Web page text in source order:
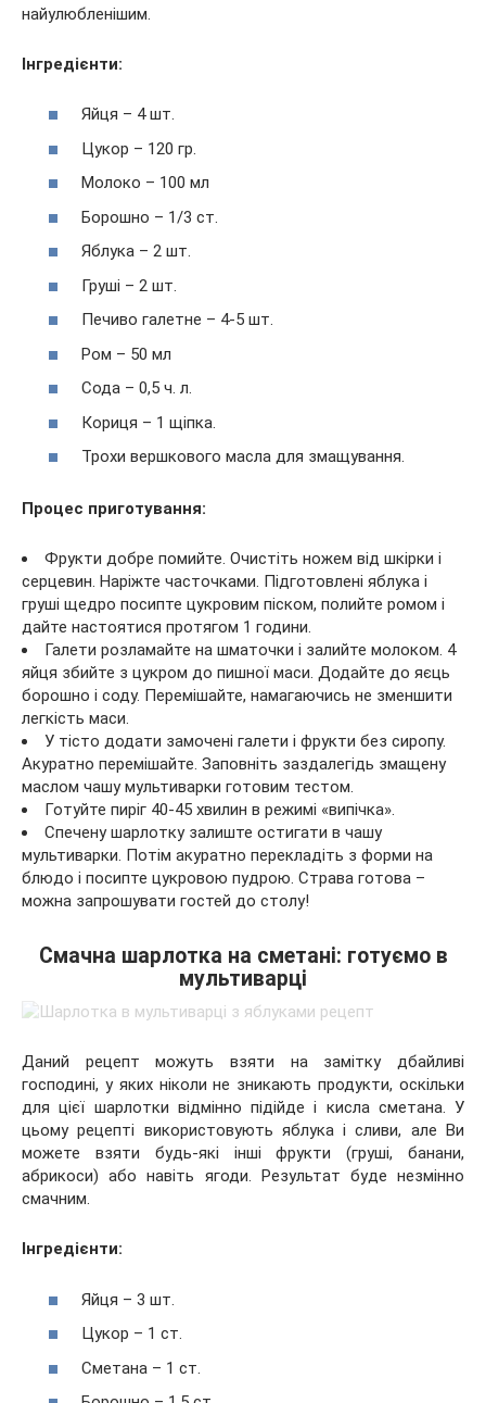
найулюбленішим.
Інгредієнти:
Яйця – 4 шт.
Цукор – 120 гр.
Молоко – 100 мл
Борошно – 1/3 ст.
Яблука – 2 шт.
Груші – 2 шт.
Печиво галетне – 4-5 шт.
Ром – 50 мл
Сода – 0,5 ч. л.
Кориця – 1 щіпка.
Трохи вершкового масла для змащування.
Процес приготування:
Фрукти добре помийте. Очистіть ножем від шкірки і
серцевин. Наріжте часточками. Підготовлені яблука і
груші щедро посипте цукровим піском, полийте ромом і
дайте настоятися протягом 1 години.
Галети розламайте на шматочки і залийте молоком. 4
яйця збийте з цукром до пишної маси. Додайте до яєць
борошно і соду. Перемішайте, намагаючись не зменшити
легкість маси.
У тісто додати замочені галети і фрукти без сиропу.
Акуратно перемішайте. Заповніть заздалегідь змащену
маслом чашу мультиварки готовим тестом.
Готуйте пиріг 40-45 хвилин в режимі «випічка».
Спечену шарлотку залиште остигати в чашу
мультиварки. Потім акуратно перекладіть з форми на
блюдо і посипте цукровою пудрою. Страва готова –
можна запрошувати гостей до столу!
Смачна шарлотка на сметані: готуємо в
мультиварці
Даний рецепт можуть взяти на замітку дбайливі
господині, у яких ніколи не зникають продукти, оскільки
для цієї шарлотки відмінно підійде і кисла сметана. У
цьому рецепті використовують яблука і сливи, але Ви
можете взяти будь-які інші фрукти (груші, банани,
абрикоси) або навіть ягоди. Результат буде незмінно
смачним.
Інгредієнти:
Яйця – 3 шт.
Цукор – 1 ст.
Сметана – 1 ст.